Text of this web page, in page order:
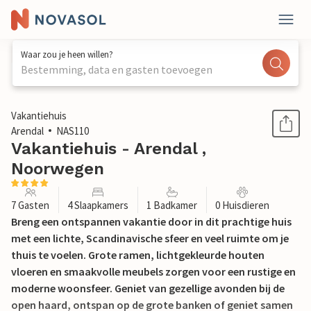
Waar zou je heen willen?
Bestemming, data en gasten toevoegen
1 / 25
Vakantiehuis
Arendal
NAS110
Vakantiehuis - Arendal ,
Noorwegen
7 Gasten 4 Slaapkamers 1 Badkamer 0 Huisdieren
Breng een ontspannen vakantie door in dit prachtige huis
met een lichte, Scandinavische sfeer en veel ruimte om je
thuis te voelen. Grote ramen, lichtgekleurde houten
vloeren en smaakvolle meubels zorgen voor een rustige en
moderne woonsfeer. Geniet van gezellige avonden bij de
open haard, ontspan op de grote banken of geniet samen